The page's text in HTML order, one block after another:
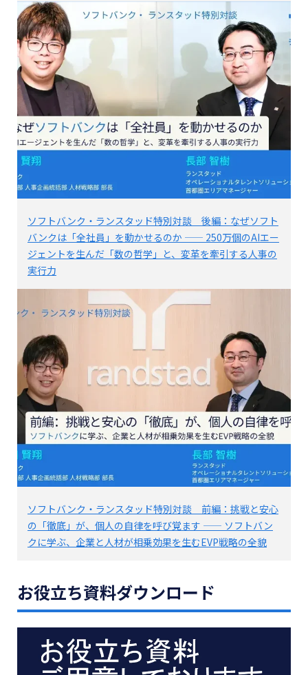
ソフトバンク・ランスタッド特別対談 後編：なぜソフト
バンクは「全社員」を動かせるのか —— 250万個のAIエー
ジェントを生んだ「数の哲学」と、変革を牽引する人事の
実行力
ソフトバンク・ランスタッド特別対談 前編：挑戦と安心
の「徹底」が、個人の自律を呼び覚ます —— ソフトバン
クに学ぶ、企業と人材が相乗効果を生むEVP戦略の全貌
お役立ち資料ダウンロード